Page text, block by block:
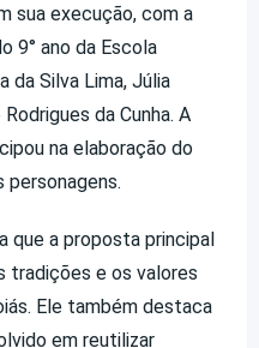
sua execução, com a
9° ano da Escola
da Silva Lima, Júlia
da Cunha. A
na elaboração do
personagens.
que a proposta principal
tradições e os valores
Ele também destaca
em reutilizar